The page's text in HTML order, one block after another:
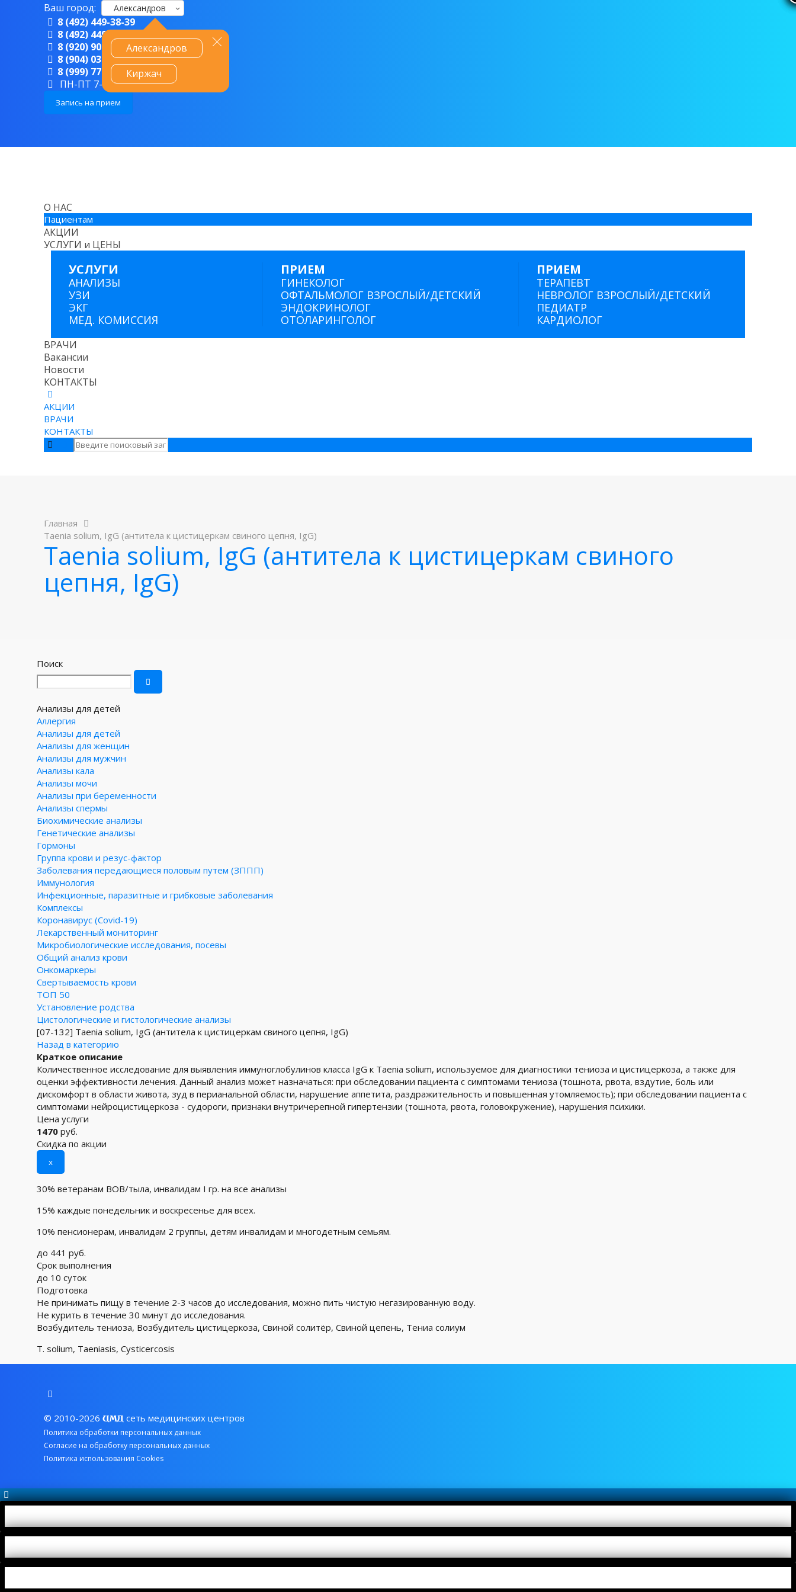
Ваш город: Александров
Александров
Киржач
8 (492) 449-38-39
8 (492) 449-82-29
8 (920) 906-83-80
8 (904) 039-67-68
8 (999) 774-89-94
ПН-ПТ 7-19, СБ 8-16, ВС 8-14
Запись на прием
О НАС
Пациентам
АКЦИИ
УСЛУГИ и ЦЕНЫ
УСЛУГИ
АНАЛИЗЫ
УЗИ
ЭКГ
МЕД. КОМИССИЯ
ПРИЕМ
ГИНЕКОЛОГ
ОФТАЛЬМОЛОГ ВЗРОСЛЫЙ/ДЕТСКИЙ
ЭНДОКРИНОЛОГ
ОТОЛАРИНГОЛОГ
ПРИЕМ
ТЕРАПЕВТ
НЕВРОЛОГ ВЗРОСЛЫЙ/ДЕТСКИЙ
ПЕДИАТР
КАРДИОЛОГ
ВРАЧИ
Вакансии
Новости
КОНТАКТЫ
АКЦИИ
ВРАЧИ
КОНТАКТЫ
Главная
Taenia solium, IgG (антитела к цистицеркам свиного цепня, IgG)
Taenia solium, IgG (антитела к цистицеркам свиного
цепня, IgG)
Поиск
Анализы для детей
Аллергия
Анализы для детей
Анализы для женщин
Анализы для мужчин
Анализы кала
Анализы мочи
Анализы при беременности
Анализы спермы
Биохимические анализы
Генетические анализы
Гормоны
Группа крови и резус-фактор
Заболевания передающиеся половым путем (ЗППП)
Иммунология
Инфекционные, паразитные и грибковые заболевания
Комплексы
Коронавирус (Covid-19)
Лекарственный мониторинг
Микробиологические исследования, посевы
Общий анализ крови
Онкомаркеры
Свертываемость крови
ТОП 50
Установление родства
Цистологические и гистологические анализы
[07-132] Taenia solium, IgG (антитела к цистицеркам свиного цепня, IgG)
Назад в категорию
Краткое описание
Количественное исследование для выявления иммуноглобулинов класса IgG к Taenia solium, используемое для диагностики тениоза и цистицеркоза, а также для
оценки эффективности лечения. Данный анализ может назначаться: при обследовании пациента с симптомами тениоза (тошнота, рвота, вздутие, боль или
дискомфорт в области живота, зуд в перианальной области, нарушение аппетита, раздражительность и повышенная утомляемость); при обследовании пациента с
симптомами нейроцистицеркоза - судороги, признаки внутричерепной гипертензии (тошнота, рвота, головокружение), нарушения психики.
Цена услуги
1470 руб.
Скидка по акции
x
30% ветеранам ВОВ/тыла, инвалидам I гр. на все анализы
15% каждые понедельник и воскресенье для всех.
10% пенсионерам, инвалидам 2 группы, детям инвалидам и многодетным семьям.
до 441 руб.
Срок выполнения
до 10 суток
Подготовка
Не принимать пищу в течение 2-3 часов до исследования, можно пить чистую негазированную воду.
Не курить в течение 30 минут до исследования.
Возбудитель тениоза, Возбудитель цистицеркоза, Свиной солитёр, Свиной цепень, Тениа солиум
T. solium, Taeniasis, Сysticercosis
© 2010-2026ЦМД сеть медицинских центров
Политика обработки персональных данных
Согласие на обработку персональных данных
Политика использования Cookies